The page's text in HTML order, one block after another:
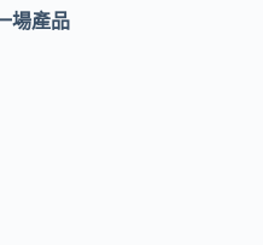
場產品